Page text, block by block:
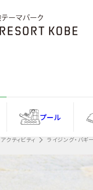
プール
忘れ物フォームは
アクティビティ ライジング・バギ